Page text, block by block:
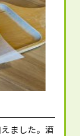
ました。酒